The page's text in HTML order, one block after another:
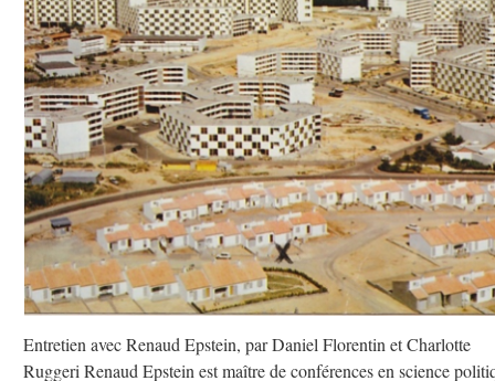
Entretien avec Renaud Epstein, par Daniel Florentin et Charlotte
Ruggeri Renaud Epstein est maître de conférences en science